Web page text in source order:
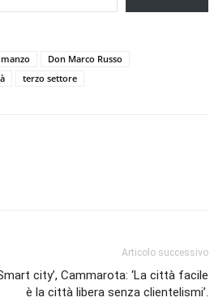
Don Marco Russo
terzo settore
Articolo successivo
city’, Cammarota: ‘La città facile
è la città libera senza clientelismi’.